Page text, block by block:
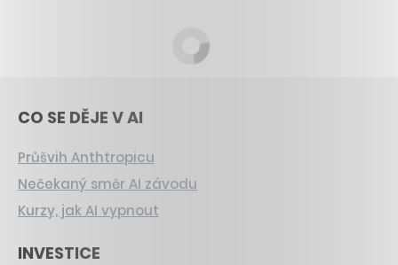
CO SE DĚJE V AI
Průšvih Anthtropicu
Nečekaný směr AI závodu
Kurzy, jak AI vypnout
INVESTICE